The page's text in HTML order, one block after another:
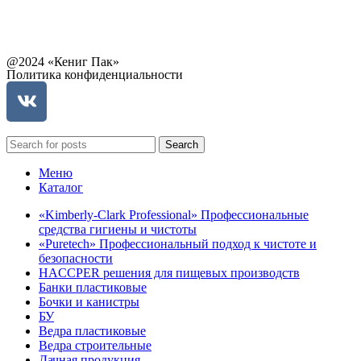
@2024 «Кениг Пак»
Политика конфиденциальности
Search
Меню
Каталог
«Kimberly-Clark Professional» Профессиональные
средства гигиены и чистоты
«Puretech» Профессиональный подход к чистоте и
безопасности
HACCPER решения для пищевых производств
Банки пластиковые
Бочки и канистры
БУ
Ведра пластиковые
Ведра строительные